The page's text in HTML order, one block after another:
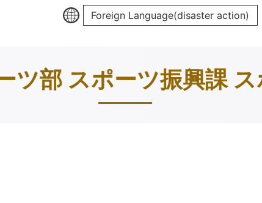
Foreign Language(disaster action)
ツ部 スポーツ振興課